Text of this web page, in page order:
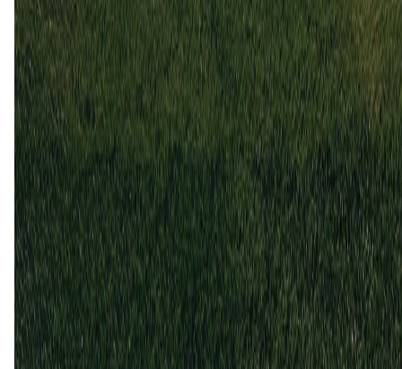
Isloch
Dynamo Brest
30 mei 2025
Dynamo Brest
Isloch
1
4 aug 2024
Dynamo Brest
Isloch
3 2
15 mrt
2024
Isloch